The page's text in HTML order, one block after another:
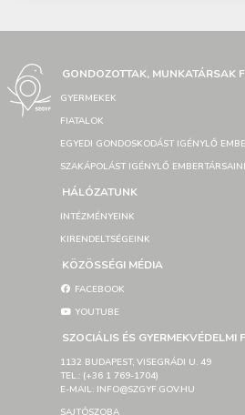
GONDOZOTTAK, MUNKATÁRSAK
GYERMEKEK
FIATALOK
EGYEDI GONDOSKODÁST IGÉNYLŐ
SZAKÁPOLÁST IGÉNYLŐ
HÁLÓZATUNK
INTÉZMÉNYEINK
KIRENDELTSÉGEINK
KÖZÖSSÉGI MÉDIA
FACEBOOK
YOUTUBE
SZOCIÁLIS ÉS GYERMEKVÉDELMI
1132 BUDAPEST, VISEGRÁDI U. 49
TEL.: (+36 1 769-1704)
E-MAIL: INFO@SZGYF.GOV.HU